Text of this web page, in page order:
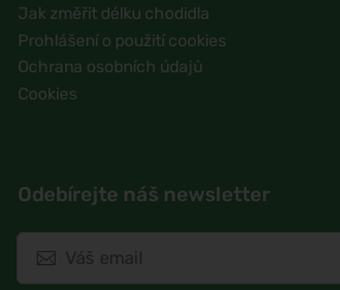
Jak změřit délku chodidla
Prohlášení o použití cookies
Ochrana osobních údajů
Cookies
Odebírejte náš newsletter